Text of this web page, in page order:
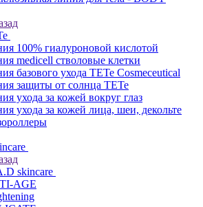
100% гиалуроновой кислотой
medicell стволовые клетки
базового ухода TETe Cosmeceutical
защиты от солнца TETe
ухода за кожей вокруг глаз
ухода за кожей лица, шеи, декольте
skincare
AGE